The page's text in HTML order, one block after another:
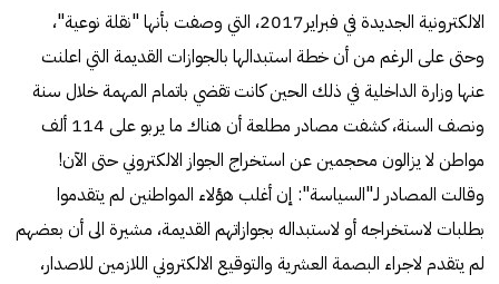
الالكترونية الجديدة في فبراير2017، التي وصفت بأنها "نقلة نوعية"،
وحتى على الرغم من أن خطة استبدالها بالجوازات القديمة التي اعلنت
عنها وزارة الداخلية في ذلك الحين كانت تقضي باتمام المهمة خلال سنة
ونصف السنة، كشفت مصادر مطلعة أن هناك ما يربو على 114 ألف
مواطن لا يزالون محجمين عن استخراج الجواز الالكتروني حتى الآن!
وقالت المصادر لـ"السياسة": إن أغلب هؤلاء المواطنين لم يتقدموا
بطلبات لاستخراجه أو لاستبداله بجوازاتهم القديمة، مشيرة الى أن بعضهم
لم يتقدم لاجراء البصمة العشرية والتوقيع الالكتروني اللازمين للاصدار،